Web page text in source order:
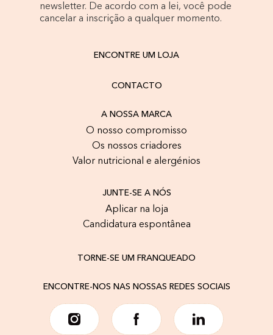
newsletter. De acordo com a lei, você pode
cancelar a inscrição a qualquer momento.
ENCONTRE UM LOJA
CONTACTO
A NOSSA MARCA
O nosso compromisso
Os nossos criadores
Valor nutricional e alergénios
JUNTE-SE A NÓS
Aplicar na loja
Candidatura espontânea
TORNE-SE UM FRANQUEADO
ENCONTRE-NOS NAS NOSSAS REDES SOCIAIS